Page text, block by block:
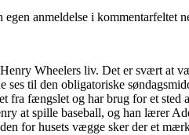
anmeldelse i kommentarfeltet
Wheelers liv. Det er svært at
til den obligatoriske
fængslet og har brug for et
at spille baseball, og han lærer
for husets vægge sker der et